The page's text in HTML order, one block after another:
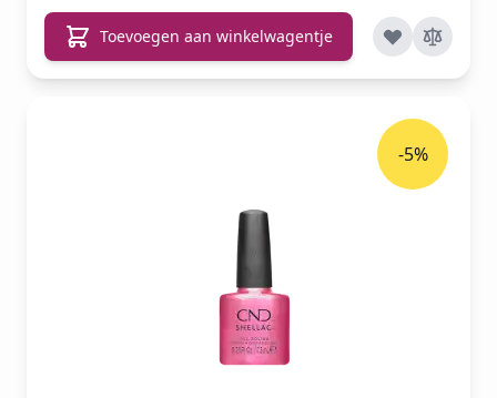
Toevoegen aan winkelwagentje
-5%